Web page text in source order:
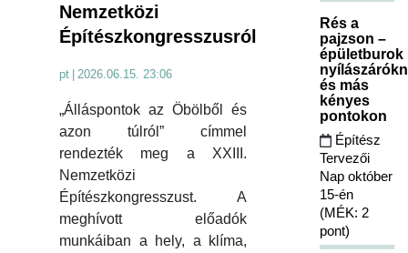
Nemzetközi
Építészkongresszusról
pt | 2026.06.15. 23:06
„Álláspontok az Öbölből és
azon túlról” címmel
rendezték meg a XXIII.
Nemzetközi
Építészkongresszust. A
meghívott előadók
munkáiban a hely, a klíma,
Rés a
pajzson –
épületburok
és más
kényes
pontokon
Építész
Tervezői
Nap október
15-én
(MÉK: 2
pont)